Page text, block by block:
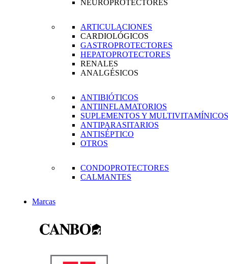
NEUROPROTECTORES
ARTICULACIONES
CARDIOLÓGICOS
GASTROPROTECTORES
HEPATOPROTECTORES
RENALES
ANALGÉSICOS
ANTIBIÓTICOS
ANTIINFLAMATORIOS
SUPLEMENTOS Y MULTIVITAMÍNICOS
ANTIPARASITARIOS
ANTISÉPTICO
OTROS
CONDOPROTECTORES
CALMANTES
Marcas